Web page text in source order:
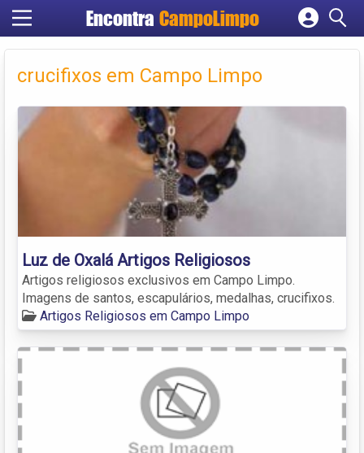
Encontra CampoLimpo
Cadastrar empresa
Criar conta
crucifixos em Campo Limpo
Luz de Oxalá Artigos Religiosos
Artigos religiosos exclusivos em Campo Limpo.
Imagens de santos, escapulários, medalhas, crucifixos.
Artigos Religiosos em Campo Limpo